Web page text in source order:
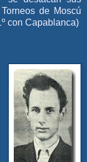
de Moscú
con Capablanca)